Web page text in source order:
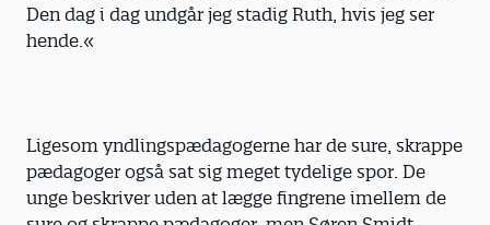
Den dag i dag undgår jeg stadig Ruth, hvis jeg ser
hende.«
Ligesom yndlingspædagogerne har de sure, skrappe
pædagoger også sat sig meget tydelige spor. De
unge beskriver uden at lægge fingrene imellem de